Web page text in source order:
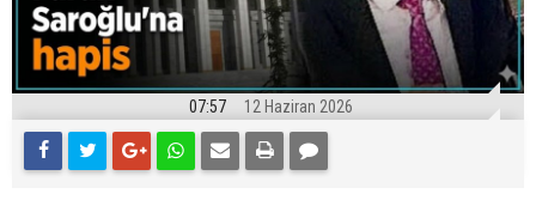
07:57 12 Haziran 2026